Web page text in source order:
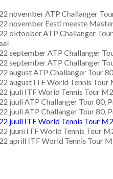
november ATP Challanger
november Eesti meeste
oktoober ATP Challanger
september ATP Challanger
september ATP Challanger
august ATP Challanger Tour
august ITF World Tennis
juuli ITF World Tennis Tour
juuli ATP Challanger Tour 80,
juuli ATP Challanger Tour 80,
juuli ITF World Tennis Tour
juuni ITF World Tennis Tour
aprill ITF World Tennis Tour